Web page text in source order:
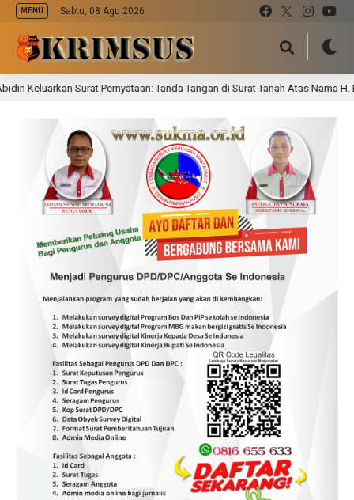
MENU Sabtu, 08 Agu 2026
Pernyataan: Tanda Tangan di Surat Tanah Atas Nama H. Badu